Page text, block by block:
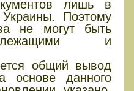
лишь в
Поэтому
не могут быть
и
общий вывод
основе данного